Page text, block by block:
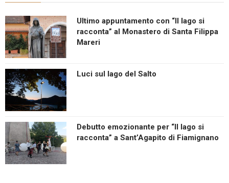
Ultimo appuntamento con “Il lago si
racconta” al Monastero di Santa Filippa
Mareri
Luci sul lago del Salto
Debutto emozionante per “Il lago si
racconta” a Sant’Agapito di Fiamignano